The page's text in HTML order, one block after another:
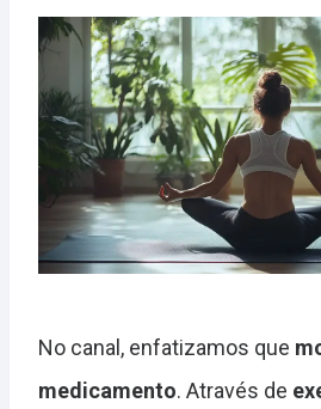
No canal, enfatizamos que
medicamento. Através de